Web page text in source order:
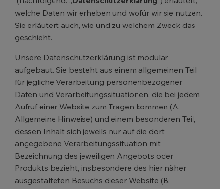
welche Daten wir erheben und wofür wir sie nutzen.
Sie erläutert auch, wie und zu welchem Zweck das
geschieht.
Unsere Datenschutzerklärung ist modular
aufgebaut. Sie besteht aus einem allgemeinen Teil
für jegliche Verarbeitung personenbezogener
Daten und Verarbeitungssituationen, die bei jedem
Aufruf einer Website zum Tragen kommen (A.
Allgemeine Hinweise) und einem besonderen Teil,
dessen Inhalt sich jeweils nur auf die dort
angegebene Verarbeitungssituation mit
Bezeichnung des jeweiligen Angebots oder
Produkts bezieht, insbesondere des hier näher
ausgestalteten Besuchs dieser Website (B.